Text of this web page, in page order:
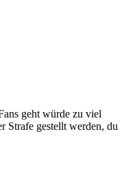
geht würde zu viel
Strafe gestellt werden, du